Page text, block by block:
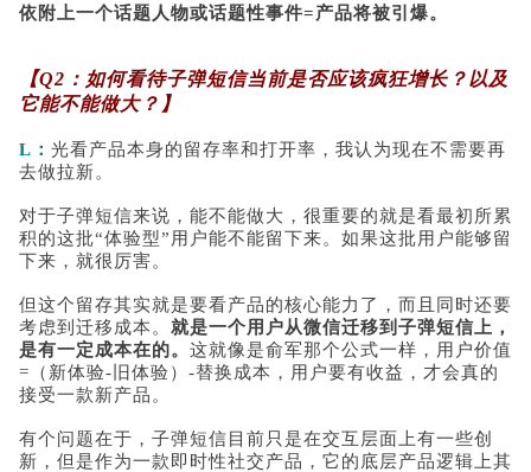
依附上一个话题人物或话题性事件=产品将被引爆。
【Q2：如何看待子弹短信当前是否应该疯狂增长？以及
它能不能做大？】
L： 光看产品本身的留存率和打开率，我认为现在不需要再
去做拉新。
对于子弹短信来说，能不能做大，很重要的就是看最初所累
积的这批“体验型”用户能不能留下来。如果这批用户能够留
下来，就很厉害。
但这个留存其实就是要看产品的核心能力了，而且同时还要
考虑到迁移成本。 就是一个用户从微信迁移到子弹短信上，
是有一定成本在的。 这就像是俞军那个公式一样，用户价值
=（新体验-旧体验）-替换成本，用户要有收益，才会真的
接受一款新产品。
有个问题在于，子弹短信目前只是在交互层面上有一些创
新，但是作为一款即时性社交产品，它的底层产品逻辑上其